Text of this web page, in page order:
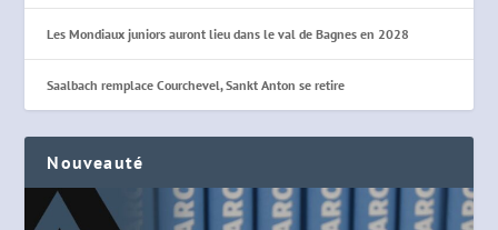
Les Mondiaux juniors auront lieu dans le val de Bagnes en 2028
Saalbach remplace Courchevel, Sankt Anton se retire
Nouveauté